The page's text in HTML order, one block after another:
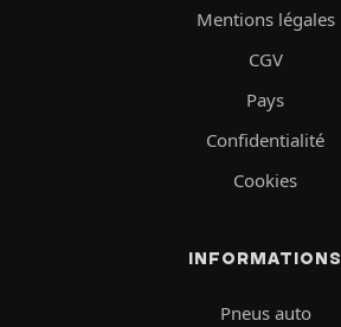
Mentions légales
CGV
Pays
Confidentialité
Cookies
INFORMATIONS
Pneus auto